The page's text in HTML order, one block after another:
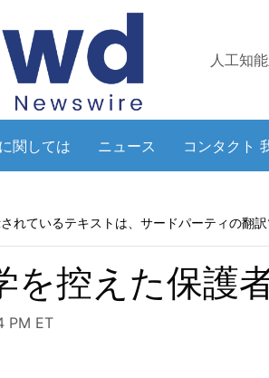
人工知
関しては ニュース コンタクト
れているテキストは、サードパーティの翻
を控えた保護
PM ET